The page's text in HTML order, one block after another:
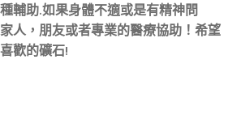
輔助.如果身體不適或是有精神問
人，朋友或者專業的醫療協助！希望
歡的礦石!